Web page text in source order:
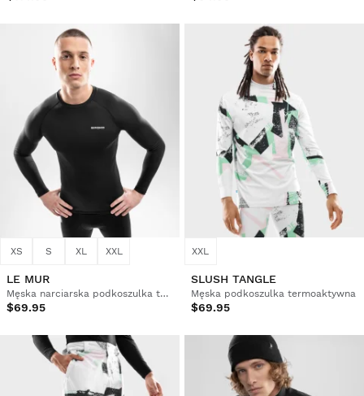
XS S XL XXL
LE MUR
Męska narciarska podkoszulka termoaktywna
$69.95
XXL
SLUSH TANGLE
Męska podkoszulka termoaktywna
$69.95